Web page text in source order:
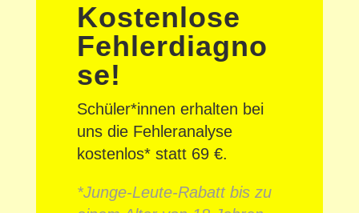
Kostenlose
Fehlerdiagno
se!
Schüler*innen erhalten bei
uns die Fehleranalyse
kostenlos* statt 69 €.
*Junge-Leute-Rabatt bis zu